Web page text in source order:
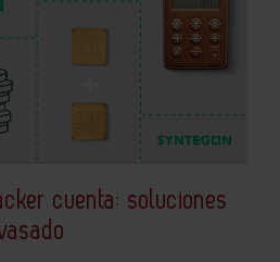
cuenta: soluciones